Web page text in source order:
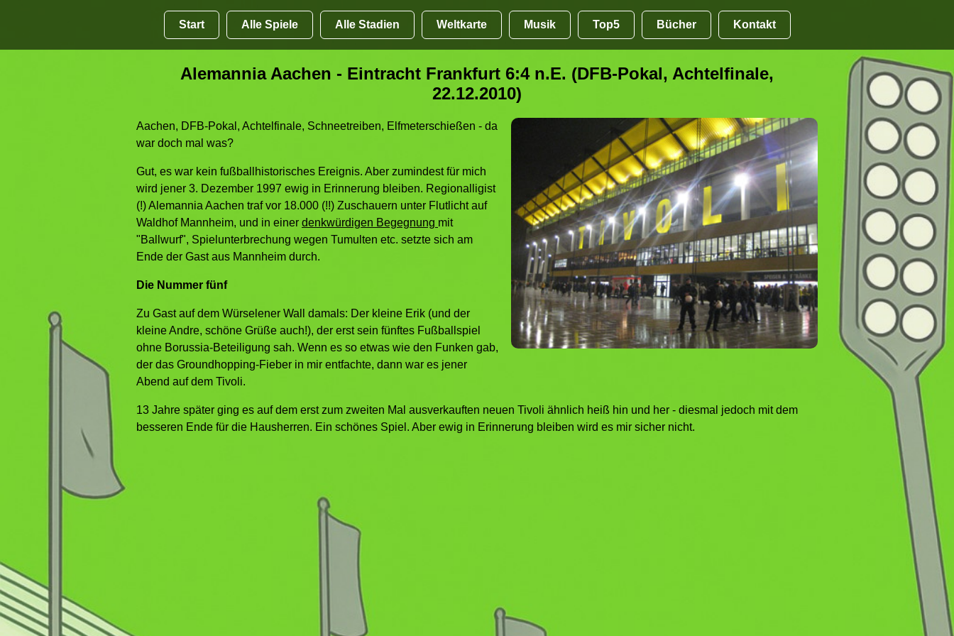
Start Alle Spiele Alle Stadien Weltkarte Musik Top5 Bücher Kontakt
Alemannia Aachen - Eintracht Frankfurt 6:4 n.E. (DFB-Pokal, Achtelfinale,
22.12.2010)
Aachen, DFB-Pokal, Achtelfinale, Schneetreiben, Elfmeterschießen - da
war doch mal was?
Gut, es war kein fußballhistorisches Ereignis. Aber zumindest für mich
wird jener 3. Dezember 1997 ewig in Erinnerung bleiben. Regionalligist
(!) Alemannia Aachen traf vor 18.000 (!!) Zuschauern unter Flutlicht auf
Waldhof Mannheim, und in einer denkwürdigen Begegnung mit
"Ballwurf", Spielunterbrechung wegen Tumulten etc. setzte sich am
Ende der Gast aus Mannheim durch.
Die Nummer fünf
Zu Gast auf dem Würselener Wall damals: Der kleine Erik (und der
kleine Andre, schöne Grüße auch!), der erst sein fünftes Fußballspiel
ohne Borussia-Beteiligung sah. Wenn es so etwas wie den Funken gab,
der das Groundhopping-Fieber in mir entfachte, dann war es jener
Abend auf dem Tivoli.
13 Jahre später ging es auf dem erst zum zweiten Mal ausverkauften neuen Tivoli ähnlich heiß hin und her - diesmal jedoch mit dem
besseren Ende für die Hausherren. Ein schönes Spiel. Aber ewig in Erinnerung bleiben wird es mir sicher nicht.